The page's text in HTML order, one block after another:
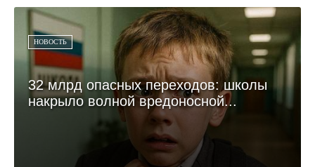
НОВОСТЬ
32 млрд опасных переходов: школы
накрыло волной вредоносной...